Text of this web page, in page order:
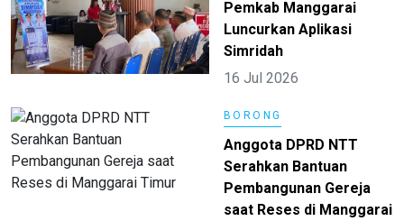
Pemkab Manggarai
Luncurkan Aplikasi
Simridah
16 Jul 2026
BORONG
Anggota DPRD NTT
Serahkan Bantuan
Pembangunan Gereja
saat Reses di Manggarai